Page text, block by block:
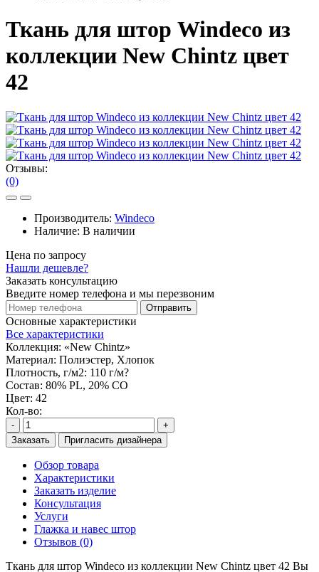
Ткань для штор Windeco из
коллекции New Chintz цвет
42
Отзывы:
(0)
Производитель: Windeco
Наличие: В наличии
Цена по запросу
Нашли дешевле?
Заказать консультацию
Введите номер телефона и мы перезвоним
Отправить
Основные характеристики
Все характеристики
Коллекция: «New Chintz»
Материал: Полиэстер, Хлопок
Плотность, г/м2: 110 г/м?
Состав: 80% PL, 20% CO
Цвет: 42
Кол-во:
-
+
Заказать
Пригласить дизайнера
Обзор товара
Характеристики
Заказать изделие
Консультация
Услуги
Глажка и навес штор
Отзывов (0)
Ткань для штор Windeco из коллекции New Chintz цвет 42 Вы